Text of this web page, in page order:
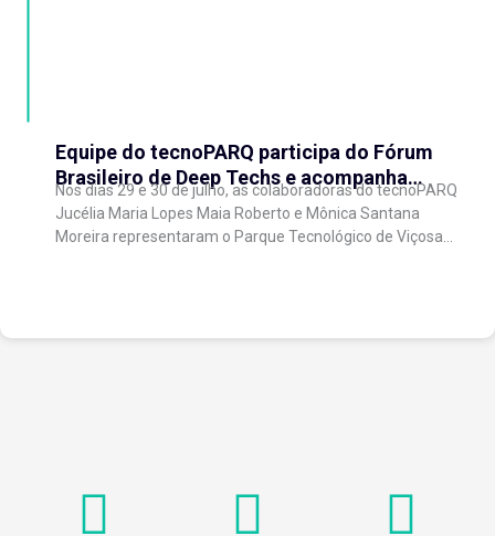
Equipe do tecnoPARQ participa do Fórum
Brasileiro de Deep Techs e acompanha
debates sobre políticas para inovação
científica
Nos dias 29 e 30 de julho, as colaboradoras do tecnoPARQ
Jucélia Maria Lopes Maia Roberto e Mônica Santana
Moreira representaram o Parque Tecnológico de Viçosa